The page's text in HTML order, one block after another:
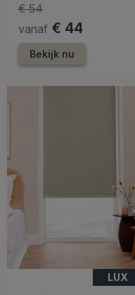
vanaf € 44
€ 54
Bekijk nu
LUX